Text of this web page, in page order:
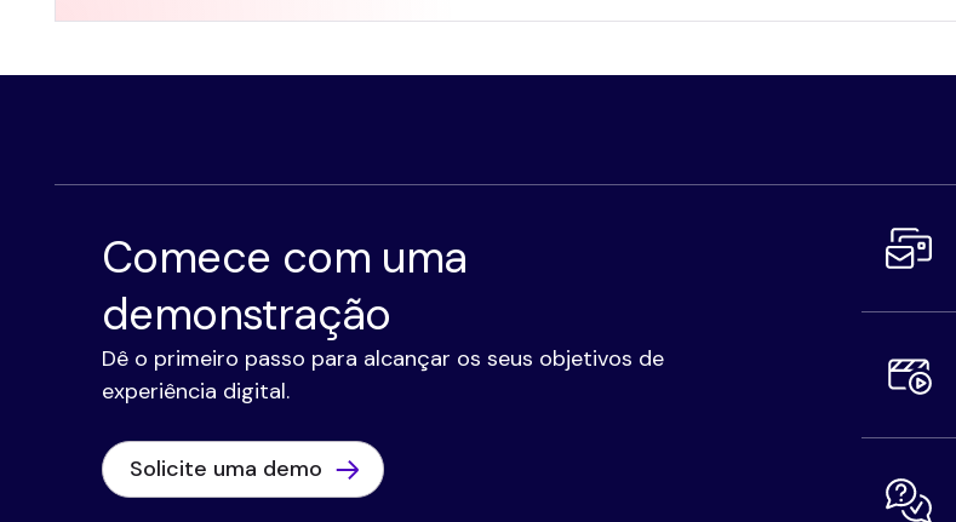
Comece com uma
demonstração
Dê o primeiro passo para alcançar os seus objetivos de
experiência digital.
Solicite uma demo